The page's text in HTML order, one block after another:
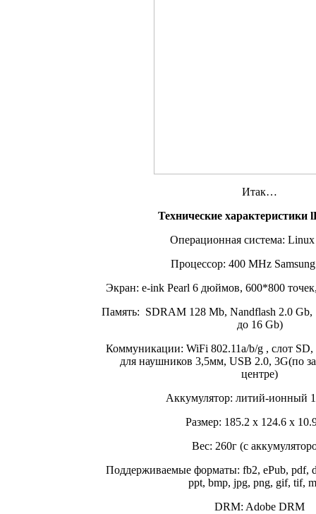
Итак…
Технические характеристики
Операционная система:
Процессор: 400 MHz
Экран: e-ink Pearl 6 дюймов, 600*800
Память: SDRAM 128 Mb, Nandflash 2.0 Gb,
до 16 Gb)
Коммуникации: WiFi 802.11a/b/g , слот SD,
для наушников 3,5мм, USB 2.0, 3G(по
центре)
Аккумулятор: литий-ионный
Размер: 185.2 x 124.6 x
Вес: 260г (с
Поддерживаемые форматы: fb2, ePub, pdf,
ppt, bmp, jpg, png, gif, tif,
DRM: Adobe DRM